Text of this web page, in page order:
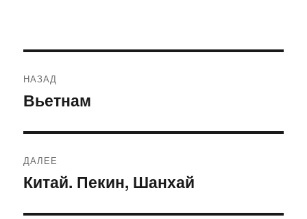
по
НАЗАД
Предыдущая
Вьетнам
ДАЛЕЕ
Следующая
Китай. Пекин, Шанхай